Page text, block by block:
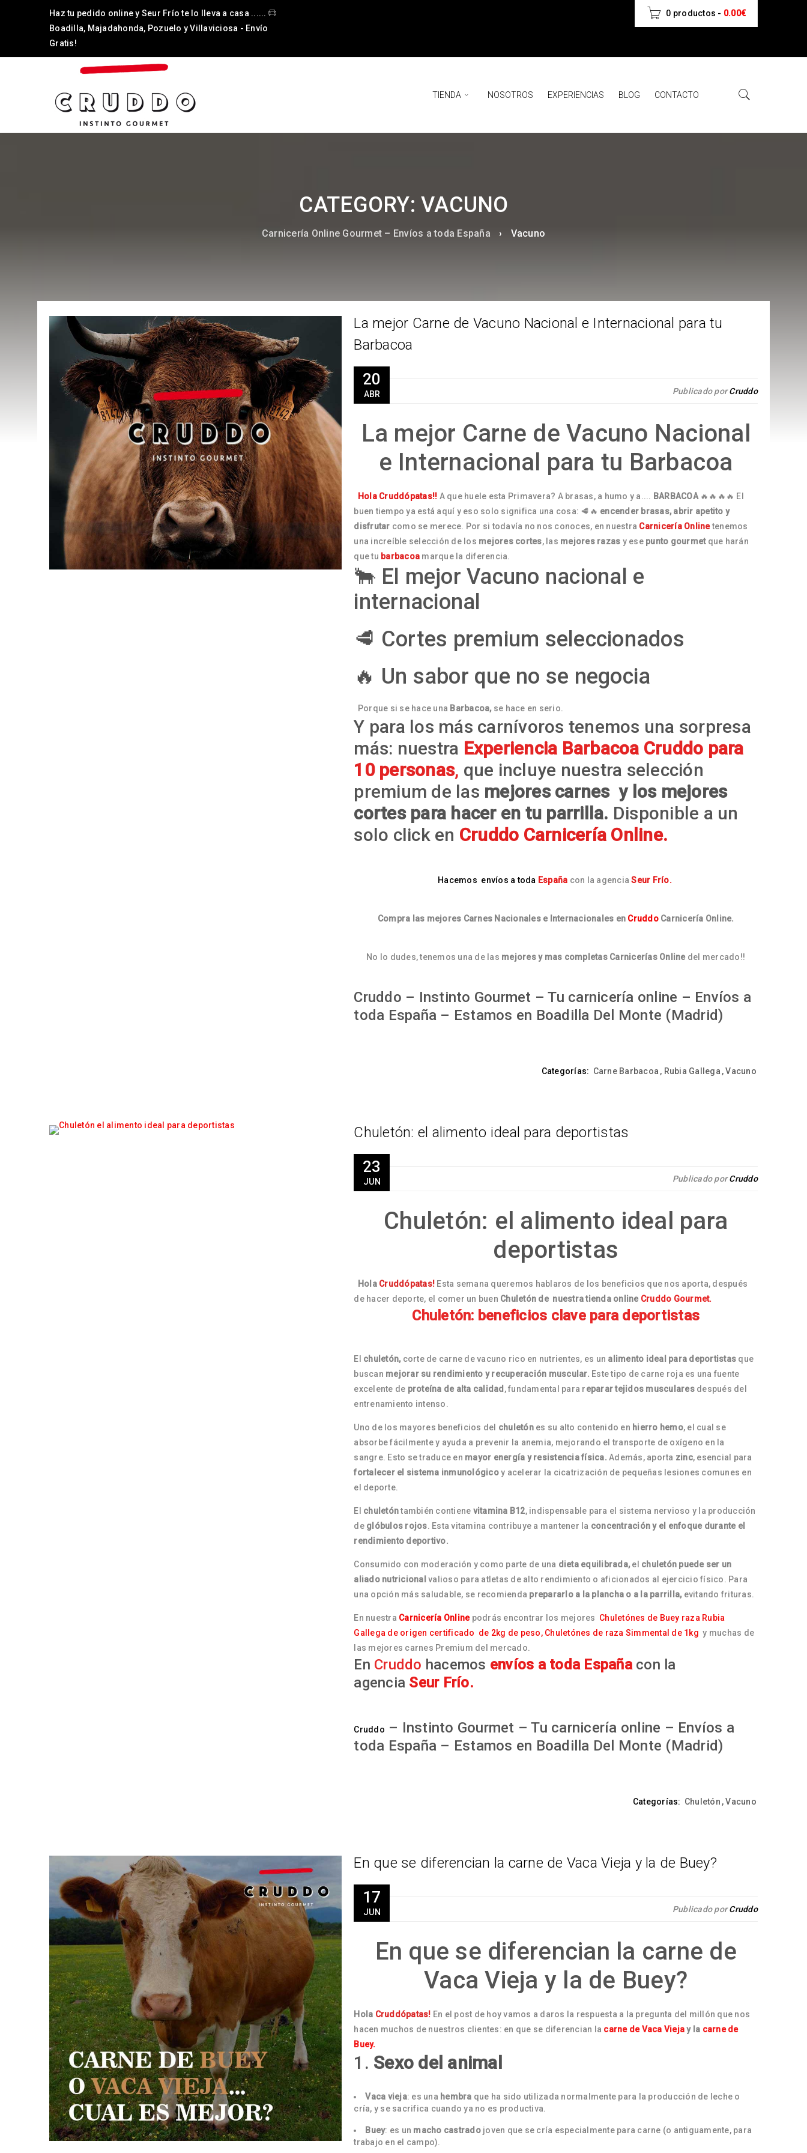
Haz tu pedido online y Seur Frío te lo lleva a casa ......
Boadilla, Majadahonda, Pozuelo y Villaviciosa - Envío
Gratis!
0 productos - 0.00€
TIENDA NOSOTROS EXPERIENCIAS BLOG CONTACTO
CATEGORY: VACUNO
Carnicería Online Gourmet – Envíos a toda España › Vacuno
La mejor Carne de Vacuno Nacional e Internacional para tu
Barbacoa
20
ABR Publicado porCruddo
La mejor Carne de Vacuno Nacional
e Internacional para tu Barbacoa
Hola Cruddópatas!! A que huele esta Primavera? A brasas, a humo y a.... BARBACOA🔥🔥🔥🔥 El
buen tiempo ya está aquí y eso solo significa una cosa: 🥩🔥 encender brasas, abrir apetito y
disfrutar como se merece. Por si todavía no nos conoces, en nuestra Carnicería Online tenemos
una increíble selección de los mejores cortes, las mejores razas y ese punto gourmetque harán
que tu barbacoa marque la diferencia.
🐂 El mejor Vacuno nacional e
internacional
🥩 Cortes premium seleccionados
🔥 Un sabor que no se negocia
Porque si se hace una Barbacoa,se hace en serio.
Y para los más carnívoros tenemos una sorpresa
más: nuestra Experiencia Barbacoa Cruddo para
10 personas, que incluye nuestra selección
premium de las mejores carnes y los mejores
cortes para hacer en tu parrilla. Disponible a un
solo click en Cruddo Carnicería Online.
Hacemos envíos a toda España con la agencia Seur Frío.
Compra las mejores Carnes Nacionales e Internacionales en Cruddo Carnicería Online.
No lo dudes, tenemos una de las mejores y mas completas Carnicerías Onlinedel mercado!!
Cruddo – Instinto Gourmet – Tu carnicería online – Envíos a
toda España – Estamos en Boadilla Del Monte (Madrid)
Categorías: Carne Barbacoa , Rubia Gallega ,Vacuno
Chuletón: el alimento ideal para deportistas
23
JUN Publicado porCruddo
Chuletón: el alimento ideal para
deportistas
Hola Cruddópatas! Esta semana queremos hablaros de los beneficios que nos aporta, después
de hacer deporte, el comer un buen Chuletón de nuestra tienda online Cruddo Gourmet.
Chuletón: beneficios clave para deportistas
El chuletón,corte de carne de vacuno rico en nutrientes, es un alimento ideal para deportistas que
buscan mejorar su rendimiento y recuperación muscular. Este tipo de carne roja es una fuente
excelente de proteína de alta calidad , fundamental para reparar tejidos muscularesdespués del
entrenamiento intenso.
Uno de los mayores beneficios del chuletónes su alto contenido en hierro hemo, el cual se
absorbe fácilmente y ayuda a prevenir la anemia, mejorando el transporte de oxígeno en la
sangre. Esto se traduce en mayor energía y resistencia física. Además, aporta zinc, esencial para
fortalecer el sistema inmunológicoy acelerar la cicatrización de pequeñas lesiones comunes en
el deporte.
El chuletóntambién contiene vitamina B12, indispensable para el sistema nervioso y la producción
de glóbulos rojos. Esta vitamina contribuye a mantener la concentración y el enfoque durante el
rendimiento deportivo.
Consumido con moderación y como parte de una dieta equilibrada,el chuletón puede ser un
aliado nutricional valioso para atletas de alto rendimiento o aficionados al ejercicio físico. Para
una opción más saludable, se recomienda prepararlo a la plancha o a la parrilla,evitando frituras.
En nuestra Carnicería Onlinepodrás encontrar los mejores Chuletónes de Buey raza Rubia
Gallega de origen certificado de 2kg de peso, Chuletónes de raza Simmental de 1kg y muchas de
las mejores carnes Premium del mercado.
En Cruddo hacemos envíos a toda Españacon la
agencia Seur Frío.
Cruddo – Instinto Gourmet – Tu carnicería online – Envíos a
toda España – Estamos en Boadilla Del Monte (Madrid)
Categorías: Chuletón ,Vacuno
En que se diferencian la carne de Vaca Vieja y la de Buey?
17
JUN Publicado porCruddo
En que se diferencian la carne de
Vaca Vieja y la de Buey?
Hola Cruddópatas! En el post de hoy vamos a daros la respuesta a la pregunta del millón que nos
hacen muchos de nuestros clientes: en que se diferencian la carne de Vaca Viejay la carne de
Buey.
1. Sexo del animal
Vaca vieja: es una hembra que ha sido utilizada normalmente para la producción de leche o
cría, y se sacrifica cuando ya no es productiva.
Buey: es un macho castradojoven que se cría especialmente para carne (o antiguamente, para
trabajo en el campo).